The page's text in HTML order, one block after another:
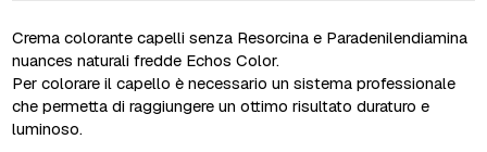
Crema colorante capelli senza Resorcina e Paradenilendiamina
nuances naturali fredde Echos Color.
Per colorare il capello è necessario un sistema professionale
che permetta di raggiungere un ottimo risultato duraturo e
luminoso.